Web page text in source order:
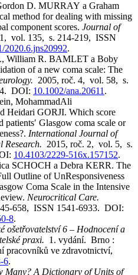
D. MURRAY a Graham
method for dealing with missing
component scores. Journal of
vol. 135, s. 214-219, ISSN
2020.6.jns20992.
William R. BAMLET a Boby
of a new coma scale: The
2005, roč. 4, vol. 58, s.
DOI: 10.1002/ana.20611 .
MohammadAli
Heidari GORJI. Which score
patients′ Glasgow coma scale or
International Journal of
Research. 2015, roč. 2, vol. 5, s.
10.4103/2229-516x.157152.
SCHOCH a Debra KERR. The
Outline of UnResponsiveness
Coma Scale in the Intensive
Neurocritical Care.
658, ISSN 1541-6933. DOI:
8.
ošetřovatelství 6 – Hodnocení a
praxi. 1. vydání. Brno :
pracovníků ve zdravotnictví,
6.
Many? A Dictionary of Units of